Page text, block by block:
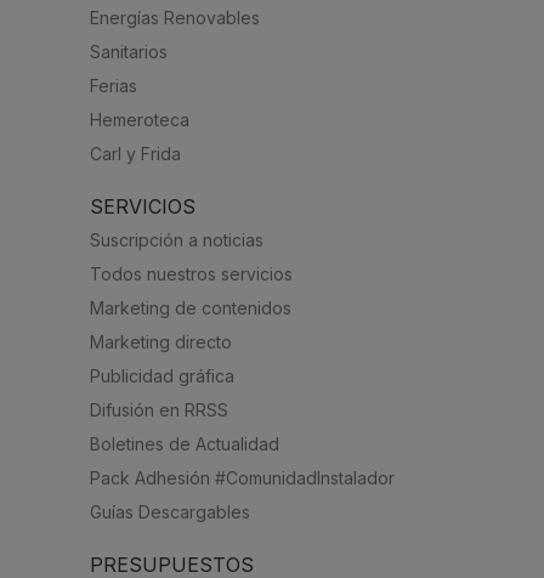
Energías Renovables
Sanitarios
Ferias
Hemeroteca
Carl y Frida
SERVICIOS
Suscripción a noticias
Todos nuestros servicios
Marketing de contenidos
Marketing directo
Publicidad gráfica
Difusión en RRSS
Boletines de Actualidad
Pack Adhesión #ComunidadInstalador
Guías Descargables
PRESUPUESTOS